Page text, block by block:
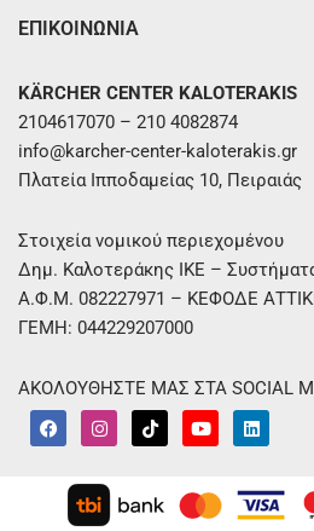
ΕΠΙΚΟΙΝΩΝΙΑ
KÄRCHER CENTER KALOTERAKIS
2104617070 – 210 4082874
info@karcher-center-kaloterakis.gr
Πλατεία Ιπποδαμείας 10, Πειραιάς
Στοιχεία νομικού περιεχομένου
Δημ. Καλοτεράκης ΙΚΕ –
Α.Φ.Μ. 082227971 – ΚΕΦΟΔΕ
ΓΕΜΗ: 044229207000
ΑΚΟΛΟΥΘΗΣΤΕ ΜΑΣ ΣΤΑ SOCIAL
F
a
I
n
a
g
T
i
k
Y
o
u
b
L
i
e
d